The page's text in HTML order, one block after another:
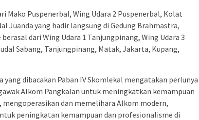
Mako Puspenerbal, Wing Udara 2 Puspenerbal, Kolat
Juanda yang hadir langsung di Gedung Brahmastra,
dari Wing Udara 1 Tanjungpinang, Wing Udara 3
Sabang, Tanjungpinang, Matak, Jakarta, Kupang,
dibacakan Paban IV Skomlekal mengatakan perlunya
Alkom Pangkalan untuk meningkatkan kemampuan
dan memelihara Alkom modern,
peningkatan kemampuan dan profesionalisme di